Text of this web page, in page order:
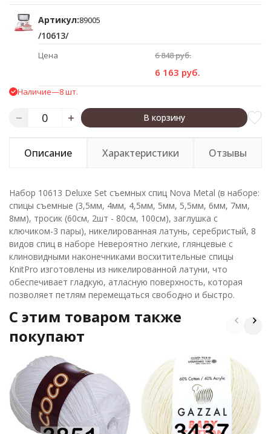
Артикул:89005
/10613/
Цена 6 848 руб.
6 163 руб.
Наличие—8 шт.
В корзину
Описание Характеристики Отзывы
Набор 10613 Deluxe Set съемных спиц Nova Metal (в наборе:
спицы съемные (3,5мм, 4мм, 4,5мм, 5мм, 5,5мм, 6мм, 7мм,
8мм), тросик (60см, 2шт - 80см, 100см), заглушка с
ключиком-3 пары), никелированная латунь, серебристый, 8
видов спиц в наборе Невероятно легкие, глянцевые с
клиновидными наконечниками восхитительные спицы
KnitPro изготовлены из никелированной латуни, что
обеспечивает гладкую, атласную поверхность, которая
позволяет петлям перемещаться свободно и быстро.
C этим товаром также
покупают